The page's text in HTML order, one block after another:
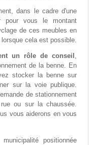
dans le cadre d'une
pour vous le montant
de ces meubles en
cela est possible.
un rôle de conseil ,
de la benne. En
stocker la benne sur
sur la voie publique.
de stationnement
ou sur la chaussée.
vous aiderons en vous
positionnée